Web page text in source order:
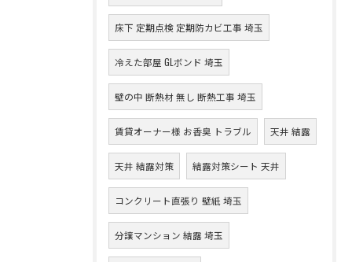
床下 定期点検 定期防カビ工事 埼玉
冷えた部屋 GLボンド 埼玉
壁の中 断熱材 無し 断熱工事 埼玉
賃貸オーナー様 お香臭 トラブル 天井 結露
天井 結露対策 結露対策シート 天井
コンクリート直張り 壁紙 埼玉
分譲マンション 結露 埼玉